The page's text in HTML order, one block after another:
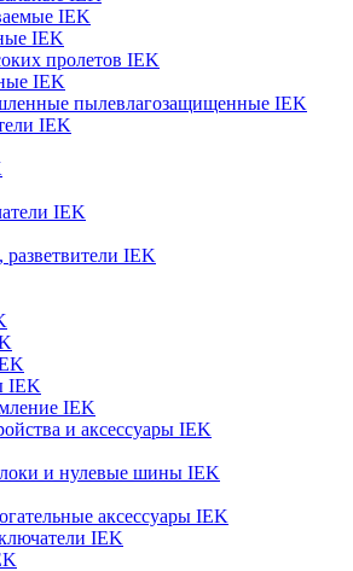
IEK
IEK
пролетов IEK
IEK
пылевлагозащищенные IEK
IEK
IEK
IEK
IEK
IEK
и аксессуары IEK
и нулевые шины IEK
аксессуары IEK
IEK